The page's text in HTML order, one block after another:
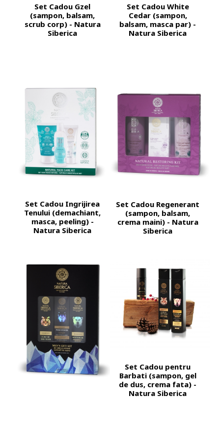
Set Cadou Gzel
(sampon, balsam,
scrub corp) - Natura
Siberica
Set Cadou White
Cedar (sampon,
balsam, masca par) -
Natura Siberica
Set Cadou Ingrijirea
Tenului (demachiant,
masca, peeling) -
Natura Siberica
Set Cadou Regenerant
(sampon, balsam,
crema maini) - Natura
Siberica
Set Cadou pentru
Barbati (sampon, gel
de dus, crema fata) -
Natura Siberica